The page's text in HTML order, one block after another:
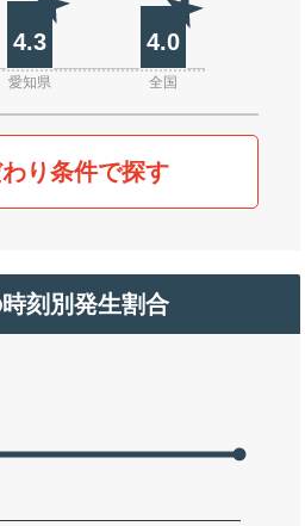
4.3 4.0
愛知県 全国
り条件で探す
刻別発生割合